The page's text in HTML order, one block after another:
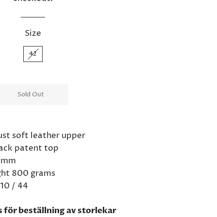
Size
42
Sold Out
soft leather upper
patent top
800 grams
/ 44
för beställning av storlekar